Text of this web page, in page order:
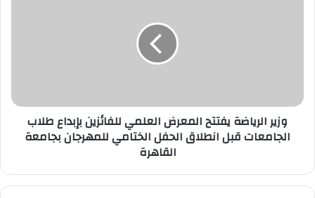
الجامعات
انطلاق
للمهرجان
وزير الرياضة يفتتح المعرض العلمي للفائزين بإبداع طلاب
الجامعات قبل انطلاق الحفل الختامي للمهرجان بجامعة
القاهرة